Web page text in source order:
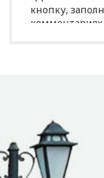
кнопку,
Срок
от нужного
сложности
среднем